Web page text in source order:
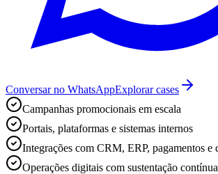
Conversar no WhatsAppExplorar cases
Campanhas promocionais em escala
Portais, plataformas e sistemas internos
Integrações com CRM, ERP, pagamentos e
Operações digitais com sustentação contínua